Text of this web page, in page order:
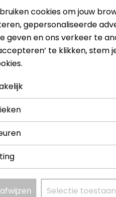
cookies om jouw
gepersonaliseerde
geven en ons verkeer te
te klikken, stem
Selectie toestaan